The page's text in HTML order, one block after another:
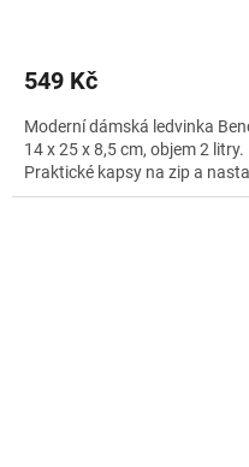
549 Kč
Moderní dámská ledvinka
14 x 25 x 8,5 cm, objem 2
Praktické kapsy na zip a